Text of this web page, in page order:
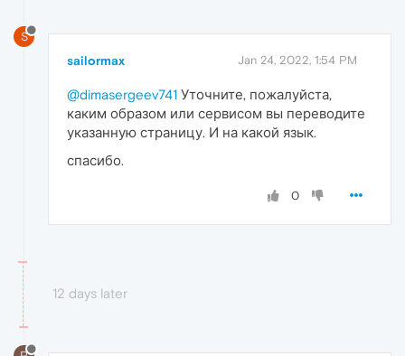
S
sailormax Jan 24, 2022, 1:54 PM
@dimasergeev741 Уточните, пожалуйста,
каким образом или сервисом вы переводите
указанную страницу. И на какой язык.
спасибо.
0
12 days later